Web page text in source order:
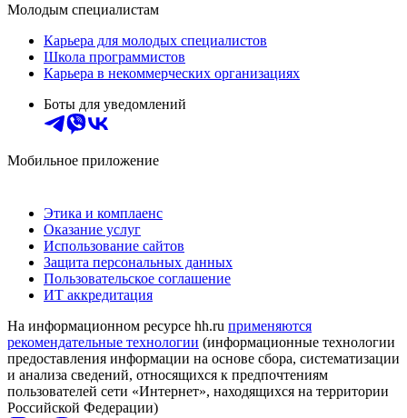
Молодым специалистам
Карьера для молодых специалистов
Школа программистов
Карьера в некоммерческих организациях
Боты для уведомлений
Мобильное приложение
Этика и комплаенс
Оказание услуг
Использование сайтов
Защита персональных данных
Пользовательское соглашение
ИТ аккредитация
На информационном ресурсе hh.ru применяются
рекомендательные технологии (информационные технологии
предоставления информации на основе сбора, систематизации
и анализа сведений, относящихся к предпочтениям
пользователей сети «Интернет», находящихся на территории
Российской Федерации)